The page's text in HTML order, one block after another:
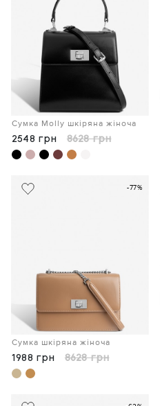
Сумка Molly шкіряна жіноча
2548 грн 8628 грн
-77%
Сумка шкіряна жіноча
1988 грн 8628 грн